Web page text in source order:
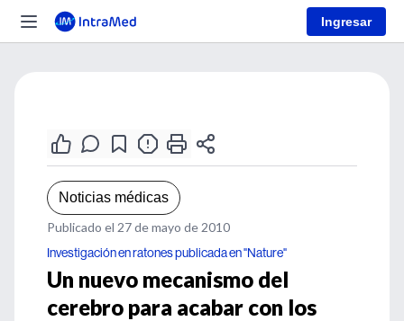
Ingresar
Noticias médicas
Publicado el 27 de mayo de 2010
Investigación en ratones publicada en "Nature"
Un nuevo mecanismo del
cerebro para acabar con los